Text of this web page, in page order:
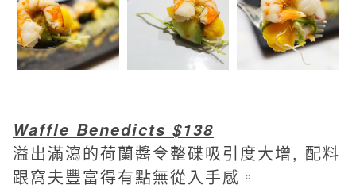
Waffle Benedicts $138
溢出滿瀉的荷蘭醬令整碟吸引度大增, 配料
跟窩夫豐富得有點無從入手感。